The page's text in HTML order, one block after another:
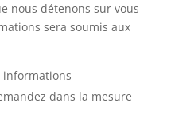
nous détenons sur vous
sera soumis aux
informations
dans la mesure